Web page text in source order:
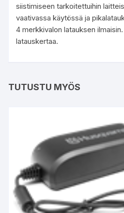
siistimiseen tarkoitettuihin
vaativassa käytössä ja
4 merkkivalon latauksen
latauskertaa.
TUTUSTU MYÖS